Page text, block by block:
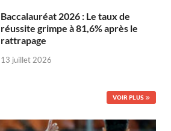
Baccalauréat 2026 : Le taux de
réussite grimpe à 81,6% après le
rattrapage
13 juillet 2026
VOIR PLUS